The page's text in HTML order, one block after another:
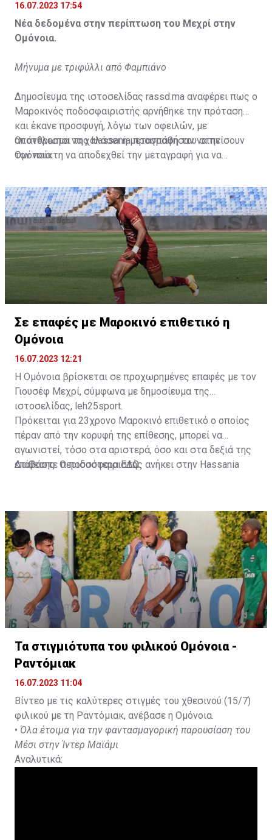
16.07.2023 17:54
Νέα δεδομένα στην περίπτωση του Μεχρί στην
Ομόνοια.
Μήνυμα με τριφύλλι από Φαμπιάνο
Δημοσίευμα της ιστοσελίδας rassd.ma αναφέρει πως ο
Μαροκινός ποδοσφαιριστής αρνήθηκε την πρόταση
και έκανε προσφυγή, λόγω των οφειλών, με
αποτέλεσμα να χαλάσει η μεταγραφή του στην
Ομόνοια.
Οι άνθρωποι της Hassania προσπάθησαν να πείσουν
τον παίκτη να αποδεχθεί την μεταγραφή για να
μετακίνησή του, αλλά ο παίκτης αρνήθηκε και επέμεινε
να λύσει το συμβόλαιό του, ώστε να μετακομίσει
ελεύθερα σε οποιαδήποτε νέα ομάδα το τρέχον
καλοκαίρι.
Σε επαφές με Μαροκινό επιθετικό η
Ομόνοια
16.07.2023 12:21
Η Ομόνοια βρίσκεται σε προχωρημένες επαφές με τον
Γιουσέφ Μεχρί, σύμφωνα με δημοσίευμα της
ιστοσελίδας, leh25sport.
Πρόκειται για 23χρονο Μαροκινό επιθετικό ο οποίος
πέραν από την κορυφή της επίθεσης, μπορεί να
αγωνιστεί, τόσο στα αριστερά, όσο και στα δεξιά της
επίθεσης. Ο ποδοσφαιριστής ανήκει στην Hassania
Διαβάστε περισσότεραΕΔΩ.
Τα στιγμιότυπα του φιλικού Ομόνοια -
Ραντόμιακ
16.07.2023 11:04
Βίντεο με τις καλύτερες στιγμές του χθεσινού (15/7)
φιλικού με τη Ραντόμιακ, ανέβασε η Ομόνοια.
• Όλα έτοιμα για την φαντασμαγορική παρουσίαση του
Μέσι στην Ίντερ Μαϊάμι
Αναλυτικά: